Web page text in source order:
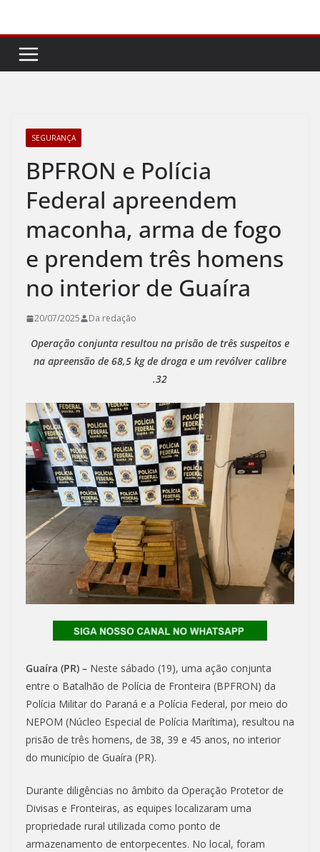
conteúdo
SEGURANÇA
BPFRON e Polícia
Federal apreendem
maconha, arma de fogo
e prendem três homens
no interior de Guaíra
20/07/2025 Da redação
Operação conjunta resultou na prisão de três suspeitos e
na apreensão de 68,5 kg de droga e um revólver calibre
.32
Guaíra (PR) – Neste sábado (19), uma ação conjunta
entre o Batalhão de Polícia de Fronteira (BPFRON) da
Polícia Militar do Paraná e a Polícia Federal, por meio do
NEPOM (Núcleo Especial de Polícia Marítima), resultou na
prisão de três homens, de 38, 39 e 45 anos, no interior
do município de Guaíra (PR).
Durante diligências no âmbito da Operação Protetor de
Divisas e Fronteiras, as equipes localizaram uma
propriedade rural utilizada como ponto de
armazenamento de entorpecentes. No local, foram